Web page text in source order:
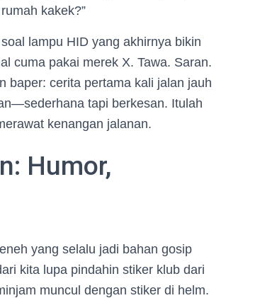
kakek?”
lampu HID yang akhirnya bikin
cuma pakai merek X. Tawa. Saran.
baper: cerita pertama kali jalan jauh
tapi berkesan. Itulah
kenangan jalanan.
Humor,
yang selalu jadi bahan gosip
kita lupa pindahin stiker klub dari
muncul dengan stiker di helm.